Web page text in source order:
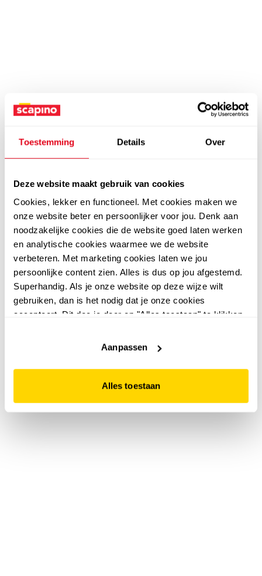
Toestemming Details Over
Deze website maakt gebruik van cookies
Cookies, lekker en functioneel. Met cookies maken we
onze website beter en persoonlijker voor jou. Denk aan
noodzakelijke cookies die de website goed laten werken
en analytische cookies waarmee we de website
verbeteren. Met marketing cookies laten we jou
persoonlijke content zien. Alles is dus op jou afgestemd.
Superhandig. Als je onze website op deze wijze wilt
gebruiken, dan is het nodig dat je onze cookies
accepteert. Dit doe je door op "Alles toestaan" te klikken.
website niet optimaal functioneert.
Aanpassen
Alles toestaan